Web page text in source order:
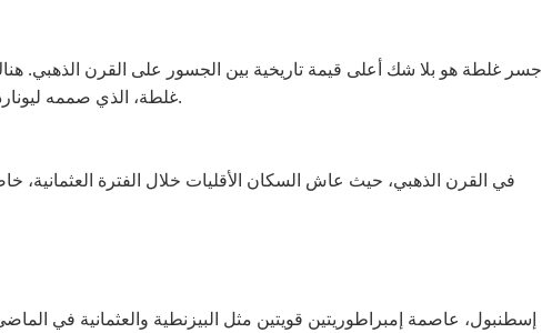
جسر غلطة هو بلا شك أعلى قيمة تاريخية بين الجسور على القرن الذهبي.
غلطة، الذي صممه ليوناردو دا فينشي في عام 1502. إنه جسر معروف بأنه ينقل إلى بيازيد.
في القرن الذهبي، حيث عاش السكان الأقليات خلال الفترة
إسطنبول، عاصمة إمبراطوريتين قويتين مثل البيزنطية والعثمانية في